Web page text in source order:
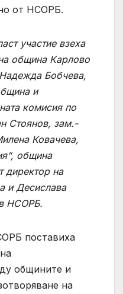
от НСОРБ.
участие взеха
община Карлово
Бобчева,
и
комисия по
Стоянов, зам.-
Ковачева,
община
директор на
и Десислава
НСОРБ.
поставиха
общините и
на